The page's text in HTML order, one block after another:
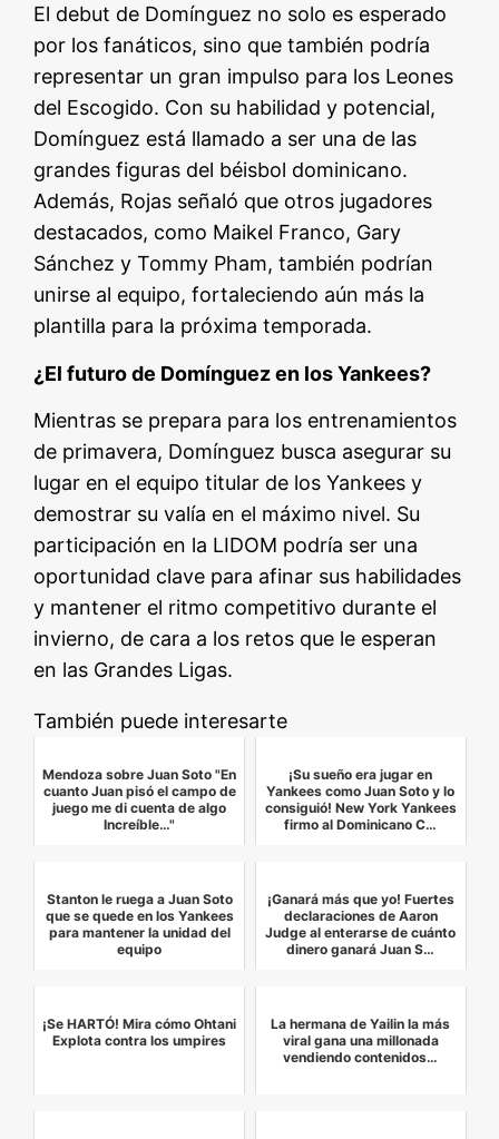
El debut de Domínguez no solo es esperado
por los fanáticos, sino que también podría
representar un gran impulso para los Leones
del Escogido. Con su habilidad y potencial,
Domínguez está llamado a ser una de las
grandes figuras del béisbol dominicano.
Además, Rojas señaló que otros jugadores
destacados, como Maikel Franco, Gary
Sánchez y Tommy Pham, también podrían
unirse al equipo, fortaleciendo aún más la
plantilla para la próxima temporada.
¿El futuro de Domínguez en los Yankees?
Mientras se prepara para los entrenamientos
de primavera, Domínguez busca asegurar su
lugar en el equipo titular de los Yankees y
demostrar su valía en el máximo nivel. Su
participación en la LIDOM podría ser una
oportunidad clave para afinar sus habilidades
y mantener el ritmo competitivo durante el
invierno, de cara a los retos que le esperan
en las Grandes Ligas.
También puede interesarte
Mendoza sobre Juan Soto "En
cuanto Juan pisó el campo de
juego me di cuenta de algo
Increíble…"
¡Su sueño era jugar en
Yankees como Juan Soto y lo
consiguió! New York Yankees
firmo al Dominicano C…
Stanton le ruega a Juan Soto
que se quede en los Yankees
para mantener la unidad del
equipo
¡Ganará más que yo! Fuertes
declaraciones de Aaron
Judge al enterarse de cuánto
dinero ganará Juan S…
¡Se HARTÓ! Mira cómo Ohtani
Explota contra los umpires
La hermana de Yailin la más
viral gana una millonada
vendiendo contenidos…